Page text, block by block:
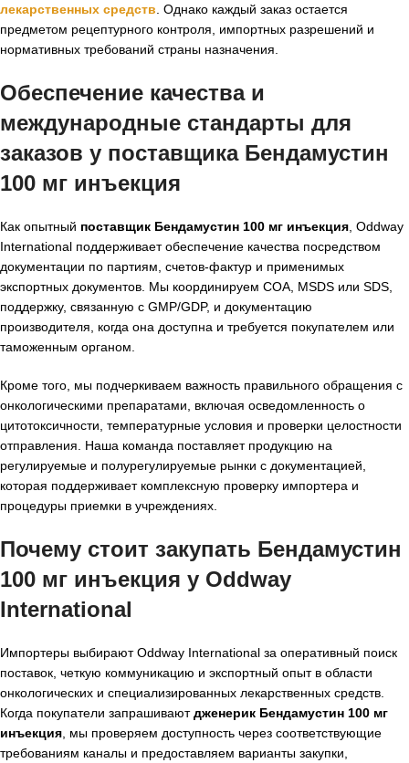
лекарственных средств . Однако каждый заказ остается
предметом рецептурного контроля, импортных разрешений и
нормативных требований страны назначения.
Обеспечение качества и
международные стандарты для
заказов у поставщика Бендамустин
100 мг инъекция
Как опытный поставщик Бендамустин 100 мг инъекция , Oddway
International поддерживает обеспечение качества посредством
документации по партиям, счетов-фактур и применимых
экспортных документов. Мы координируем COA, MSDS или SDS,
поддержку, связанную с GMP/GDP, и документацию
производителя, когда она доступна и требуется покупателем или
таможенным органом.
Кроме того, мы подчеркиваем важность правильного обращения с
онкологическими препаратами, включая осведомленность о
цитотоксичности, температурные условия и проверки целостности
отправления. Наша команда поставляет продукцию на
регулируемые и полурегулируемые рынки с документацией,
которая поддерживает комплексную проверку импортера и
процедуры приемки в учреждениях.
Почему стоит закупать Бендамустин
100 мг инъекция у Oddway
International
Импортеры выбирают Oddway International за оперативный поиск
поставок, четкую коммуникацию и экспортный опыт в области
онкологических и специализированных лекарственных средств.
Когда покупатели запрашиваютдженерик Бендамустин 100 мг
инъекция , мы проверяем доступность через соответствующие
требованиям каналы и предоставляем варианты закупки,